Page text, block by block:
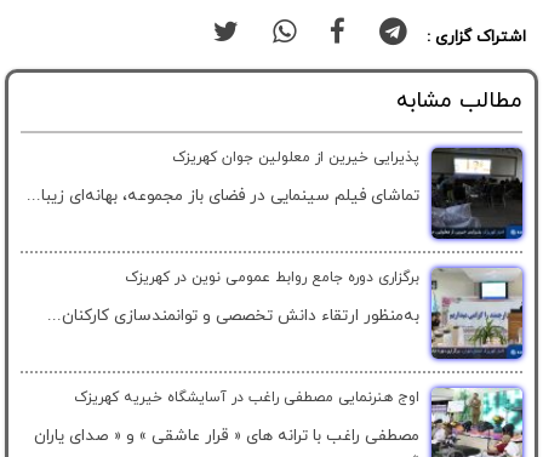
اشتراک گزاری :
مطالب مشابه
پذیرایی خیرین از معلولین جوان کهریزک
تماشای فیلم سینمایی در فضای باز مجموعه، بهانه‌ای زیبا...
برگزاری دوره جامع روابط عمومی نوین در کهریزک
به‌منظور ارتقاء دانش تخصصی و توانمندسازی کارکنان...
اوج هنرنمایی مصطفی راغب در آسایشگاه خیریه کهریزک
مصطفی راغب با ترانه های « قرار عاشقی » و « صدای یاران